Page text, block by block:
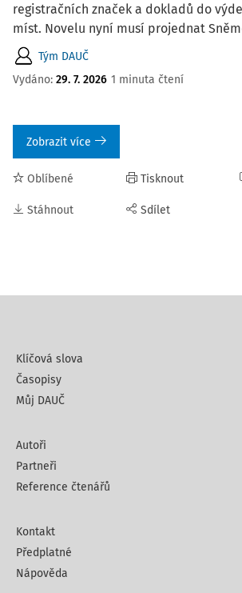
registračních značek a dokladů do
míst. Novelu nyní musí projednat
Tým DAUČ
Vydáno: 29. 7. 2026 1 minuta čtení
Zobrazit více
Oblíbené
Stáhnout
Tisknout
Sdílet
Klíčová slova
Časopisy
Můj DAUČ
Autoři
Partneři
Reference čtenářů
Kontakt
Předplatné
Nápověda